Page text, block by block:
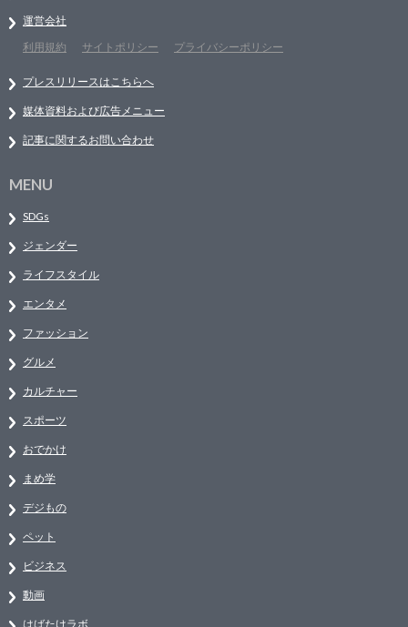
運営会社
利用規約
サイトポリシー プライバシーポリシー
プレスリリースはこちらへ
媒体資料および広告メニュー
記事に関するお問い合わせ
MENU
SDGs
ジェンダー
ライフスタイル
エンタメ
ファッション
グルメ
カルチャー
スポーツ
おでかけ
まめ学
デジもの
ペット
ビジネス
動画
はばたけラボ